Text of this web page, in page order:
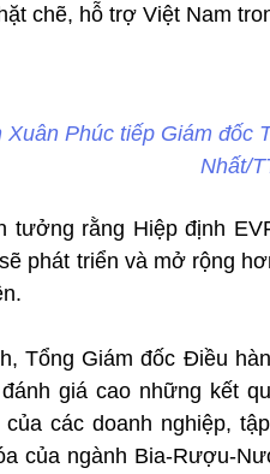
chẽ, hỗ trợ Việt Nam
Phúc tiếp Giám đốc
Nhất/
tưởng rằng Hiệp định
phát triển và mở rộng
Tổng Giám đốc Điều
giá cao những kết
các doanh nghiệp,
của ngành Bia-Rượu-